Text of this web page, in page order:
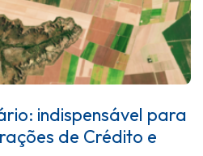
indispensável para
de Crédito e